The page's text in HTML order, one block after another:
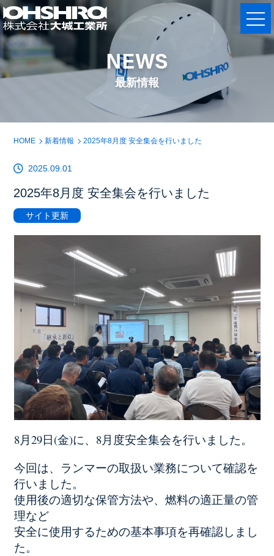
NEWS
最新情報
HOME 新着情報 2025年8月度 安全集会を行いました
2025.09.01
2025年8月度 安全集会を行いました
サイト更新
8月29日(金)に、8月度安全集会を行いました。
今回は、ランマーの取扱い業務について確認を
行いました。
使用後の適切な保管方法や、燃料の適正量の管
理など
安全に使用するための基本事項を再確認しまし
た。